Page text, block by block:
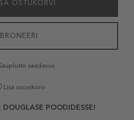
OSTUKORVI
BRONEERI
saadavus
Lisa soovikorvi
DOUGLASE POODIDESSE!